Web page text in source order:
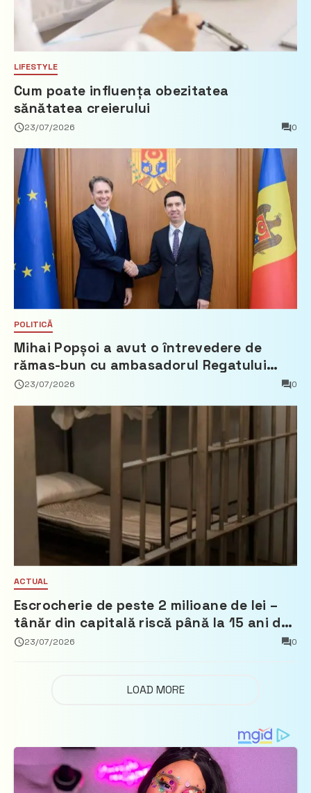
LIFESTYLE
Cum poate influența obezitatea
sănătatea creierului
23/07/2026 0
POLITICĂ
Mihai Popșoi a avut o întrevedere de
rămas-bun cu ambasadorul Regatului
Țărilor de Jos, Fred Duijn
23/07/2026 0
ACTUAL
Escrocherie de peste 2 milioane de lei –
tânăr din capitală riscă până la 15 ani de
închisoare
23/07/2026 0
LOAD MORE